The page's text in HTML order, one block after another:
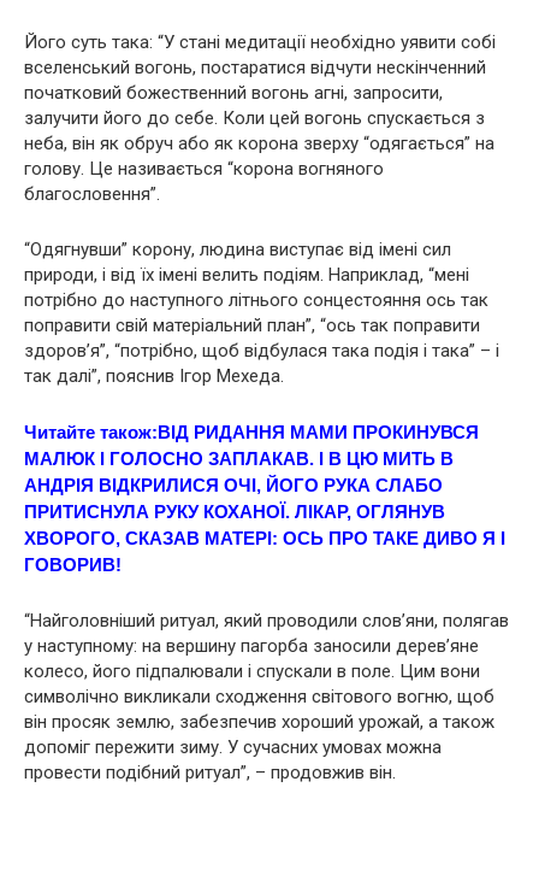
Його суть така: “У стані медитації необхідно уявити собі
вселенський вогонь, постаратися відчути нескінченний
початковий божественний вогонь агні, запросити,
залучити його до себе. Коли цей вогонь спускається з
неба, він як обруч або як корона зверху “одягається” на
голову. Це називається “корона вогняного
благословення”.
“Одягнувши” корону, людина виступає від імені сил
природи, і від їх імені велить подіям. Наприклад, “мені
потрібно до наступного літнього сонцестояння ось так
поправити свій матеріальний план”, “ось так поправити
здоров’я”, “потрібно, щоб відбулася така подія і така” – і
так далі”, пояснив Ігор Мехеда.
Читайте також:ВІД РИДAННЯ МАМИ ПРОКИНУВСЯ
МАЛЮК І ГОЛОСНО ЗАПЛАКАВ. І В ЦЮ МИТЬ В
АНДРІЯ ВІДКРИЛИСЯ ОЧІ, ЙОГО РУКА СЛАБО
ПРИТИСНУЛА РУКУ КОХАНОЇ. ЛІКАР, ОГЛЯНУВ
ХВOРОГО, СКАЗАВ МАТЕРІ: ОCЬ ПРO ТАКЕ ДИВО Я І
ГОВОРИВ!
“Найголовніший ритyал, який проводили слов’яни, полягав
у наступному: на вершину пагорба заносили дерев’яне
колесо, його підпалювали і спускали в поле. Цим вони
символічно викликали сходження світового вогню, щоб
він просяк землю, забезпечив хороший урожай, а також
допоміг пережити зиму. У сучасних умовах можна
провести подібний ритуал”, – продовжив він.